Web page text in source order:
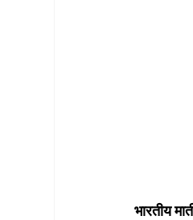
भारतीय